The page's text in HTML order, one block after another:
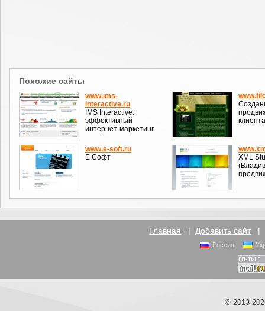
Похожие сайты
www.ims-
interactive.ru
IMS Interactive:
эффективный
интернет-маркетинг
www.e-soft.ru
Е.Софт
XML
Главная | Добавить сайт |
Россия
© 2013-